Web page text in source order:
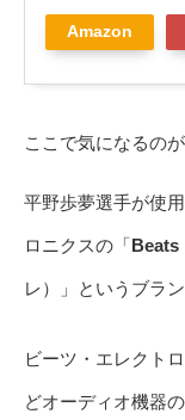
Amazon
ここで気になるの
平野歩夢選手が使
ロニクスの「Beats
レ）」というブラン
ビーツ・エレクト
どオーディオ機器